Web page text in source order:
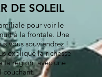
DE SOLEIL
pour voir le
à la frontale. Une
vous souviendrez !
explique la richesse
la région, avec une
couchant.